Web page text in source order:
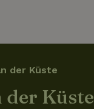
der Küste
Küste